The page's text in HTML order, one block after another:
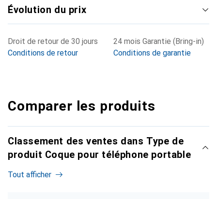
Évolution du prix
Droit de retour de 30 jours
Conditions de retour
24 mois Garantie (Bring-in)
Conditions de garantie
Comparer les produits
Classement des ventes dans Type de
produit Coque pour téléphone portable
Tout afficher